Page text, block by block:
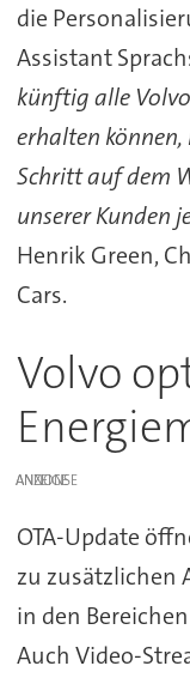
die
Assistant
künftig alle
erhalten
Schritt auf dem
unserer Kunden
Henrik Green,
Cars.
Volvo
ANZEIGE
OTA-Update
zu zusätzlichen
in den
Auch Video-